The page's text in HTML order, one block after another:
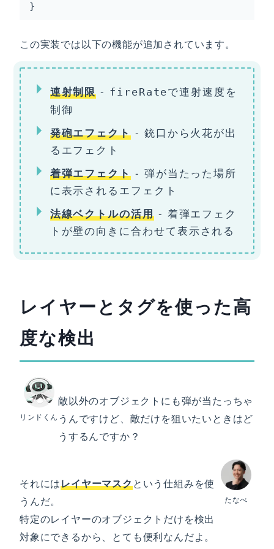
}
この実装では以下の機能が追加されています。
連射制限 - fireRateで連射速度を
制御
発砲エフェクト - 銃口から火花が出
るエフェクト
着弾エフェクト - 弾が当たった場所
に表示されるエフェクト
法線ベクトルの活用- 着弾エフェク
トが壁の向きに合わせて表示される
レイヤーとタグを使った高
度な検出
リンドくん
敵以外のオブジェクトにも弾が当たっちゃ
うんですけど、敵だけを狙いたいときはど
うするんですか？
たなべ
それにはレイヤーマスクという仕組みを使
うんだ。
特定のレイヤーのオブジェクトだけを検出
対象にできるから、とても便利なんだよ。